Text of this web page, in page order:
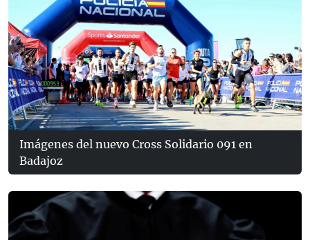
Imágenes del nuevo Cross Solidario 091 en
Badajoz